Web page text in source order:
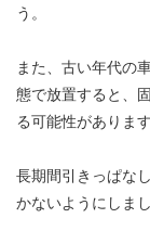
う。
また、古い年代の
態で放置すると、
る可能性があります
長期間引きっぱな
かないようにしまし